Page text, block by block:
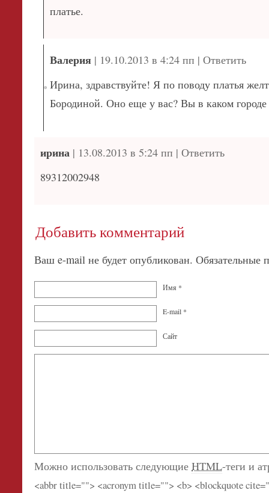
платье.
Валерия | 19.10.2013 в 4:24 пп |Ответить
Ирина, здравствуйте! Я по поводу платья
Бородиной. Оно еще у вас? Вы в каком городе
ирина | 13.08.2013 в 5:24 пп |Ответить
89312002948
Добавить комментарий
Ваш e-mail не будет опубликован. Обязательные
Имя *
E-mail *
Сайт
Можно использовать следующиеHTML-теги и
<abbr title=""> <acronym title=""> <b> <blockquote